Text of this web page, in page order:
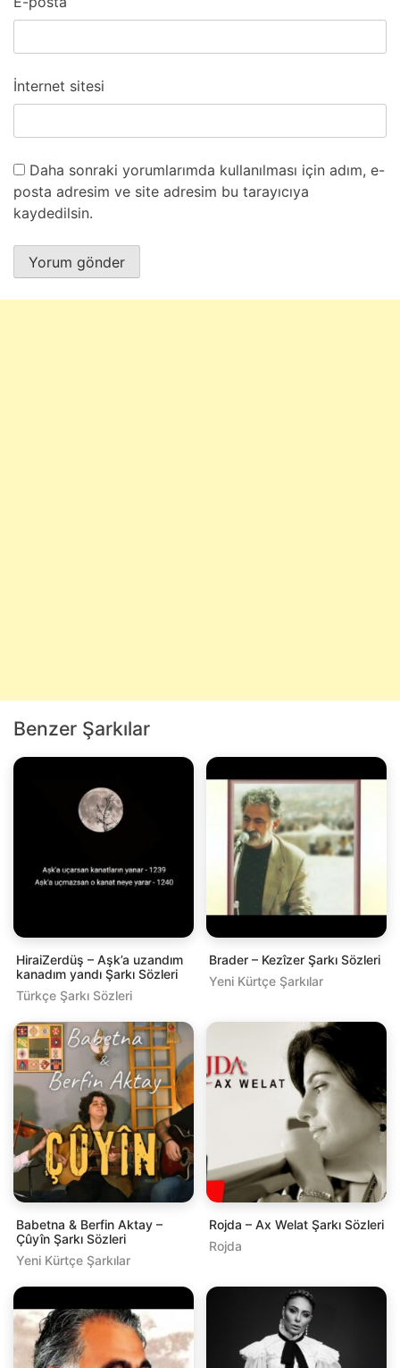
İnternet sitesi
Daha sonraki yorumlarımda kullanılması için adım, e-
posta adresim ve site adresim bu tarayıcıya
kaydedilsin.
Benzer Şarkılar
HiraiZerdüş – Aşk’a uzandım
kanadım yandı Şarkı Sözleri
Türkçe Şarkı Sözleri
Brader – Kezîzer Şarkı Sözleri
Yeni Kürtçe Şarkılar
Babetna & Berfin Aktay –
Çûyîn Şarkı Sözleri
Yeni Kürtçe Şarkılar
Rojda – Ax Welat Şarkı Sözleri
Rojda